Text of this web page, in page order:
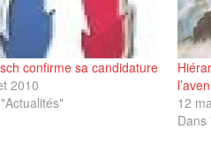
confirme sa candidature
2010
12
Dans